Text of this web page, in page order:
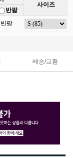
사이즈
반팔
반팔
배송/교환